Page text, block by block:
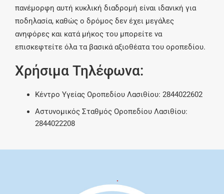
πανέμορφη αυτή κυκλική διαδρομή είναι ιδανική για
ποδηλασία, καθώς ο δρόμος δεν έχει μεγάλες
ανηφόρες και κατά μήκος του μπορείτε να
επισκεφτείτε όλα τα βασικά αξιοθέατα του οροπεδίου.
Χρήσιμα Τηλέφωνα:
Κέντρο Υγείας Οροπεδίου Λασιθίου: 2844022602
Αστυνομικός Σταθμός Οροπεδίου Λασιθίου:
2844022208